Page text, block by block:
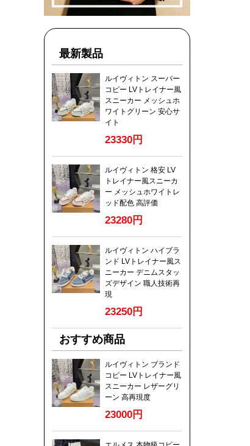
最新製品
ルイヴィトン スーパー
コピー LVトレイナー風
スニーカー メッシュホ
ワイトグリーン 安心サ
イト
23330円
ルイヴィトン 格安 LV
トレイナー風スニーカ
ー メッシュホワイトレ
ッド配色 高評価
23280円
ルイヴィトン ハイブラ
ンド LVトレイナー風ス
ニーカー デニムスタッ
ズデザイン 職人技術再
現
23250円
おすすめ商品
ルイヴィトン ブランド
コピー LVトレイナー風
スニーカー レザーグリ
ーン 高再現度
23000円